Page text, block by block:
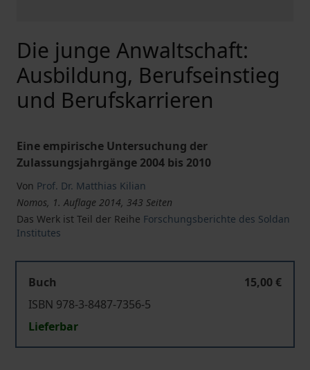
Die junge Anwaltschaft:
Ausbildung, Berufseinstieg
und Berufskarrieren
Eine empirische Untersuchung der
Zulassungsjahrgänge 2004 bis 2010
Von Prof. Dr. Matthias Kilian
Nomos, 1. Auflage 2014, 343 Seiten
Das Werk ist Teil der Reihe Forschungsberichte des Soldan
Institutes
Buch
15,00 €
ISBN 978-3-8487-7356-5
Lieferbar